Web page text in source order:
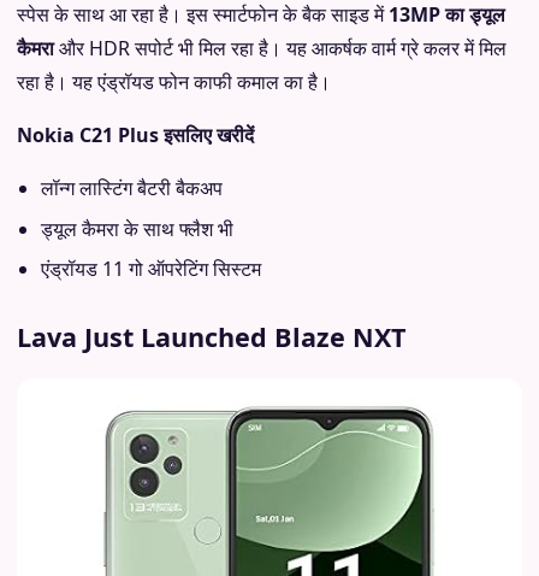
स्पेस के साथ आ रहा है। इस स्मार्टफोन के बैक साइड में13MP का ड्यूल
कैमराऔर HDR सपोर्ट भी मिल रहा है। यह आकर्षक वार्म ग्रे कलर में मिल
रहा है। यह एंड्रॉयड फोन काफी कमाल का है।
Nokia C21 Plus इसलिए खरीदें
लॉन्ग लास्टिंग बैटरी बैकअप
ड्यूल कैमरा के साथ फ्लैश भी
एंड्रॉयड 11 गो ऑपरेटिंग सिस्टम
Lava Just Launched Blaze NXT